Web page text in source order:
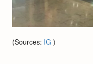
(Sources: IG )